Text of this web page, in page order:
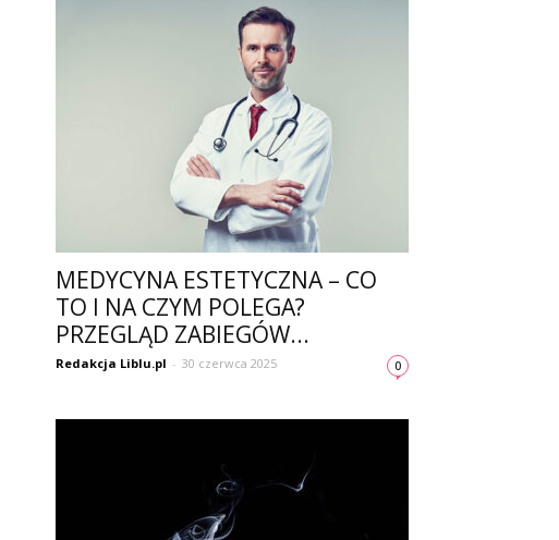
MEDYCYNA ESTETYCZNA – CO
TO I NA CZYM POLEGA?
PRZEGLĄD ZABIEGÓW...
Redakcja Liblu.pl - 30 czerwca 2025 0